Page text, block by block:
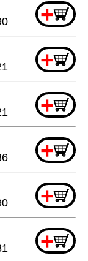
+
+
+
+
+
+